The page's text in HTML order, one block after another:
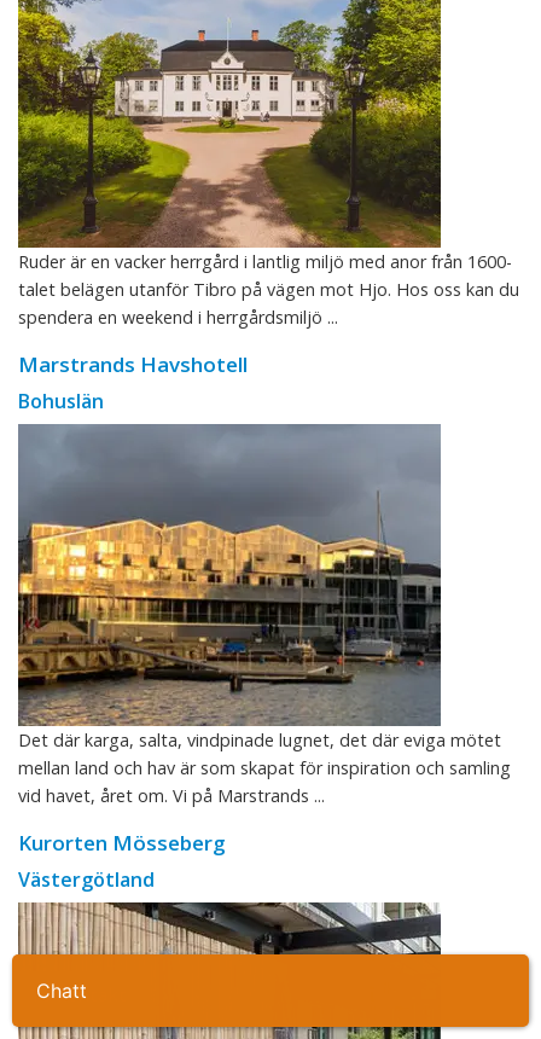
Ta kontakt
Ruder är en vacker herrgård i lantlig miljö med anor från 1600-
talet belägen utanför Tibro på vägen mot Hjo. Hos oss kan du
spendera en weekend i herrgårdsmiljö ...
Marstrands Havshotell
Bohuslän
Det där karga, salta, vindpinade lugnet, det där eviga mötet
mellan land och hav är som skapat för inspiration och samling
vid havet, året om. Vi på Marstrands ...
Kurorten Mösseberg
Västergötland